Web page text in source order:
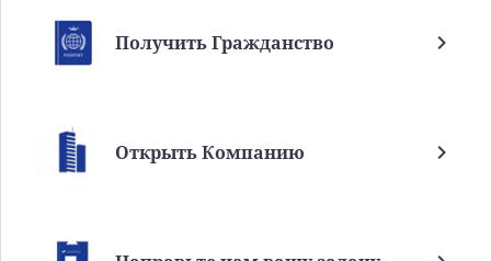
Получить Гражданство
Открыть Компанию